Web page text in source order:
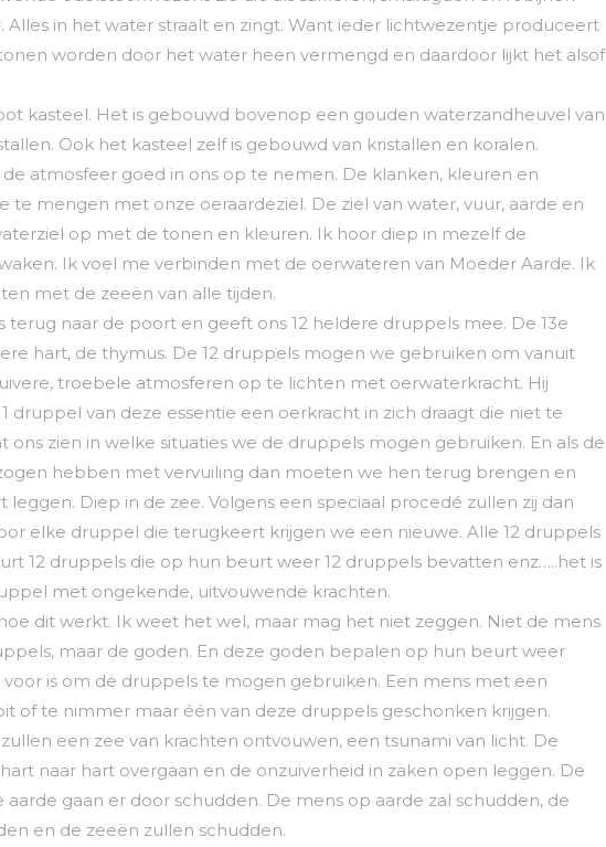
Alles in het water straalt en zingt. Want ieder lichtwezentje produceert
worden door het water heen vermengd en daardoor lijkt het alsof
kasteel. Het is gebouwd bovenop een gouden waterzandheuvel van
Ook het kasteel zelf is gebouwd van kristallen en koralen.
de atmosfeer goed in ons op te nemen. De klanken, kleuren en
te mengen met onze oeraardeziel. De ziel van water, vuur, aarde en
op met de tonen en kleuren. Ik hoor diep in mezelf de
Ik voel me verbinden met de oerwateren van Moeder Aarde. Ik
met de zeeën van alle tijden.
terug naar de poort en geeft ons 12 heldere druppels mee. De 13e
hart, de thymus. De 12 druppels mogen we gebruiken om vanuit
troebele atmosferen op te lichten met oerwaterkracht. Hij
druppel van deze essentie een oerkracht in zich draagt die niet te
ons zien in welke situaties we de druppels mogen gebruiken. En als de
hebben met vervuiling dan moeten we hen terug brengen en
Diep in de zee. Volgens een speciaal procedé zullen zij dan
elke druppel die terugkeert krijgen we een nieuwe. Alle 12 druppels
12 druppels die op hun beurt weer 12 druppels bevatten enz…..het is
met ongekende, uitvouwende krachten.
dit werkt. Ik weet het wel, maar mag het niet zeggen. Niet de mens
maar de goden. En deze goden bepalen op hun beurt weer
is om de druppels te mogen gebruiken. Een mens met een
of te nimmer maar één van deze druppels geschonken krijgen.
een zee van krachten ontvouwen, een tsunami van licht. De
naar hart overgaan en de onzuiverheid in zaken open leggen. De
gaan er door schudden. De mens op aarde zal schudden, de
en de zeeën zullen schudden.